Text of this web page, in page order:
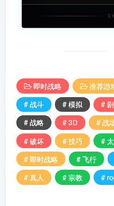
即时战略
推荐游
# 战斗
# 模拟 #
# 战略
# 3D # 战
# 破坏
# 技巧 #
# 即时战略
# 飞行
# 真人
# 宗教 #